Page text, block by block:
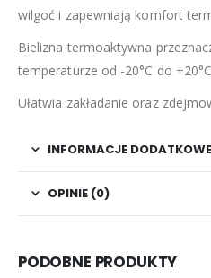
wilgoć i zapewniają komfort
Bielizna termoaktywna
temperaturze od -20°C do +20°C
Ułatwia zakładanie oraz
INFORMACJE DODATKOWE
OPINIE (0)
PODOBNE PRODUKTY